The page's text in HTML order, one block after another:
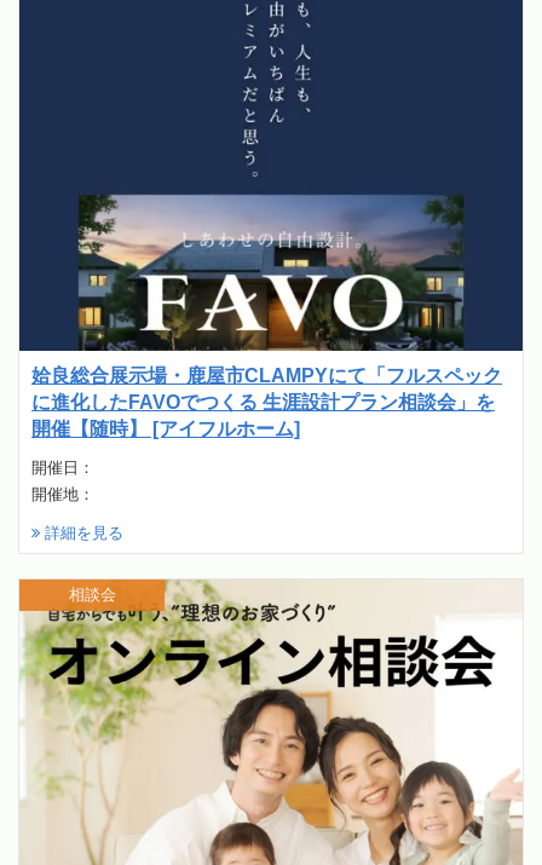
姶良総合展示場・鹿屋市CLAMPYにて「フルスペック
に進化したFAVOでつくる 生涯設計プラン相談会」を
開催【随時】 [アイフルホーム]
開催日：
開催地：
詳細を見る
相談会